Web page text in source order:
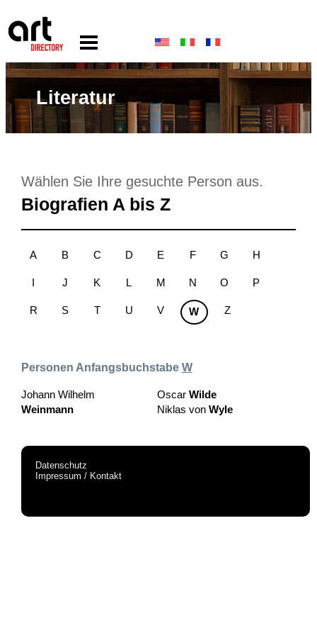
Literatur
Wählen Sie Ihre gesuchte Person aus.
Biografien A bis Z
A B C D E F G H
I J K L M N O P
R S T U V W Z
Personen Anfangsbuchstabe W
Johann Wilhelm
Weinmann
Oscar Wilde
Niklas von Wyle
Datenschutz
Impressum / Kontakt